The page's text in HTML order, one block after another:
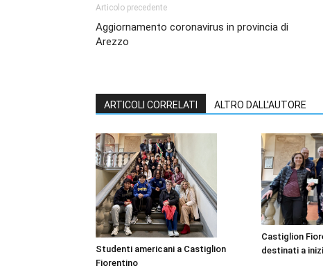
Articolo precedente
Aggiornamento coronavirus in provincia di
Arezzo
ARTICOLI CORRELATI ALTRO DALL'AUTORE
Studenti americani a Castiglion
Fiorentino
Castiglion
destinati a